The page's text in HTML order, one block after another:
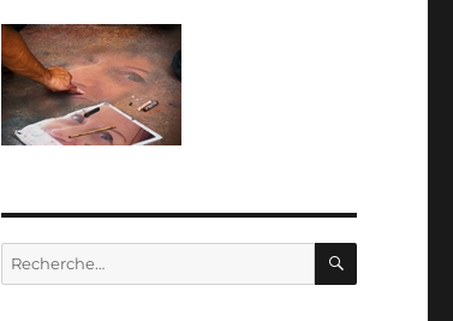
Recherche
pour :